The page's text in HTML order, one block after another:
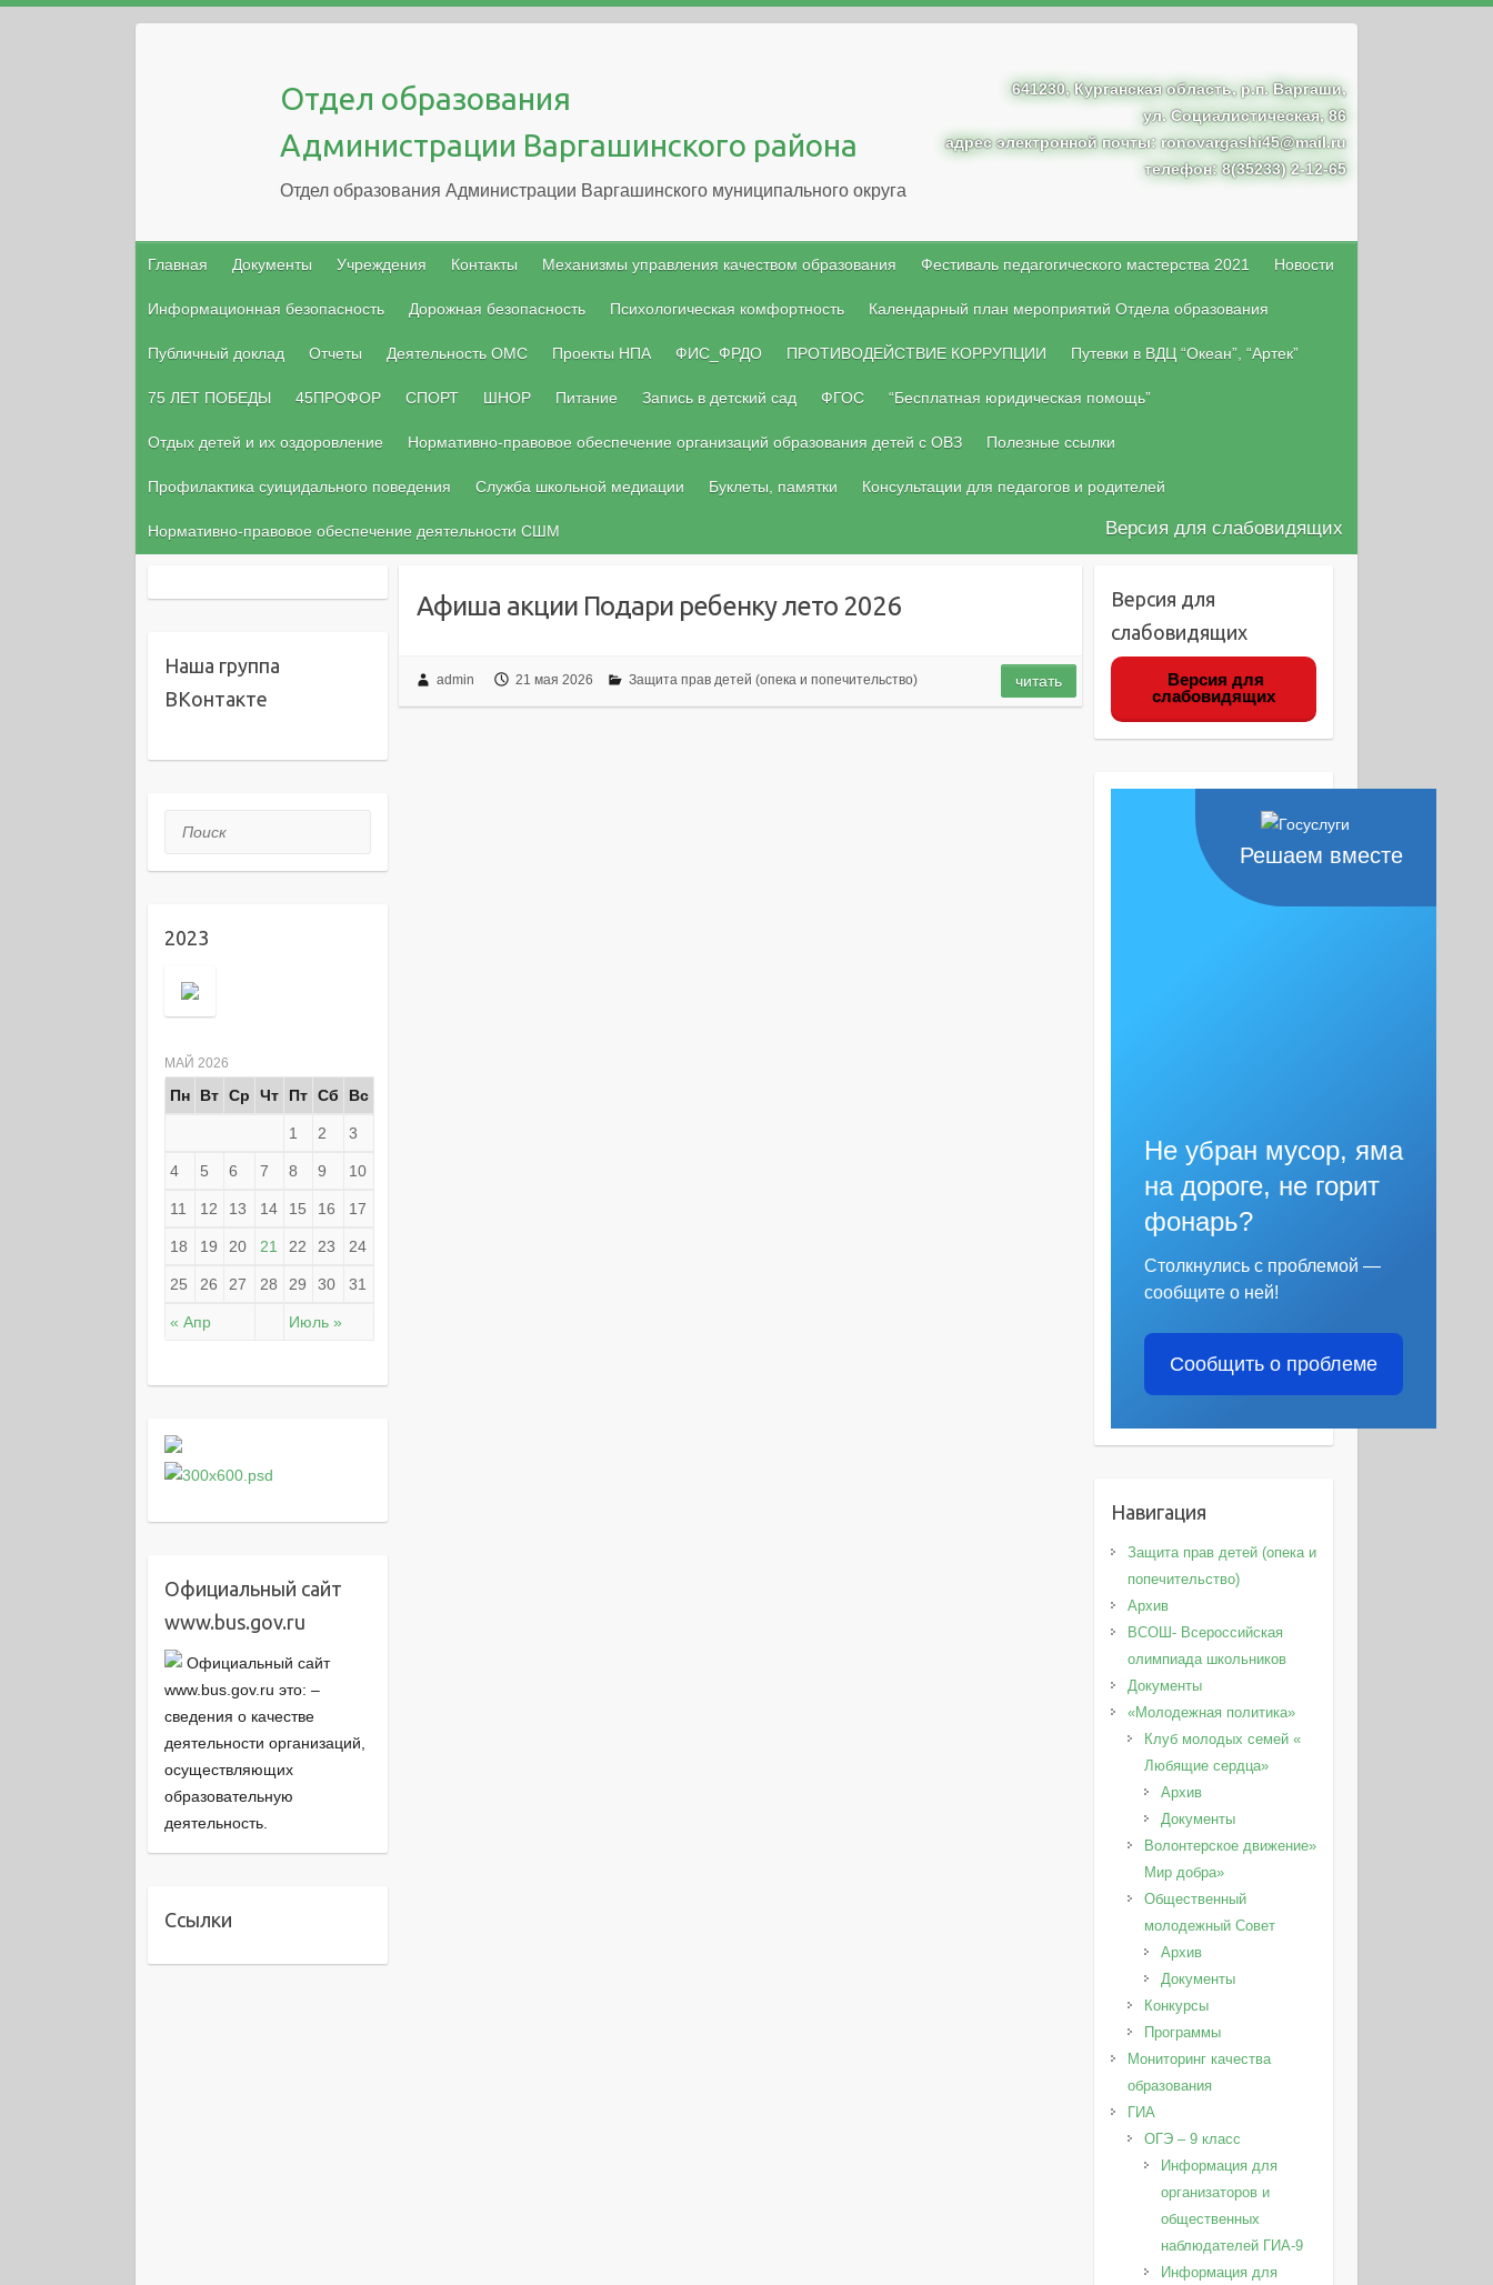
Отдел образования
Администрации Варгашинского района
Отдел образования Администрации Варгашинского муниципального округа
641230, Курганская область, р.п. Варгаши,
ул. Социалистическая, 86
адрес электронной почты: ronovargashi45@mail.ru
телефон: 8(35233) 2-12-65
Главная Документы Учреждения Контакты Механизмы управления качеством образования Фестиваль педагогического мастерства 2021 Новости
Информационная безопасность Дорожная безопасность Психологическая комфортность Календарный план мероприятий Отдела образования
Публичный доклад Отчеты Деятельность ОМС Проекты НПА ФИС_ФРДО ПРОТИВОДЕЙСТВИЕ КОРРУПЦИИ Путевки в ВДЦ “Океан”, “Артек”
75 ЛЕТ ПОБЕДЫ 45ПРОФОР СПОРТ ШНОР Питание Запись в детский сад ФГОС “Бесплатная юридическая помощь”
Отдых детей и их оздоровление Нормативно-правовое обеспечение организаций образования детей с ОВЗ Полезные ссылки
Профилактика суицидального поведения Служба школьной медиации Буклеты, памятки Консультации для педагогов и родителей
Нормативно-правовое обеспечение деятельности СШМ Версия для слабовидящих
Наша группа
ВКонтакте
Поиск
2023
МАЙ 2026
Пн Вт Ср Чт Пт Сб Вс
« Апр Июль »
1 2 3
4 5 6 7 8 9 10
11 12 13 14 15 16 17
18 19 20 21 22 23 24
25 26 27 28 29 30 31
Официальный сайт
www.bus.gov.ru
Официальный сайт
www.bus.gov.ru это: –
cведения о качестве
деятельности организаций,
осуществляющих
образовательную
деятельность.
Ссылки
Афиша акции Подари ребенку лето 2026
admin 21 мая 2026 Защита прав детей (опека и попечительство) читать
Версия для
слабовидящих
Версия для
слабовидящих
Решаем вместе
Не убран мусор, яма
на дороге, не горит
фонарь?
Столкнулись с проблемой —
сообщите о ней!
Сообщить о проблеме
Навигация
Защита прав детей (опека и
попечительство)
Архив
ВСОШ- Всероссийская
олимпиада школьников
Документы
«Молодежная политика»
Клуб молодых семей «
Любящие сердца»
Архив
Документы
Волонтерское движение»
Мир добра»
Общественный
молодежный Совет
Архив
Документы
Конкурсы
Программы
Мониторинг качества
образования
ГИА
ОГЭ – 9 класс
Информация для
организаторов и
общественных
наблюдателей ГИА-9
Информация для